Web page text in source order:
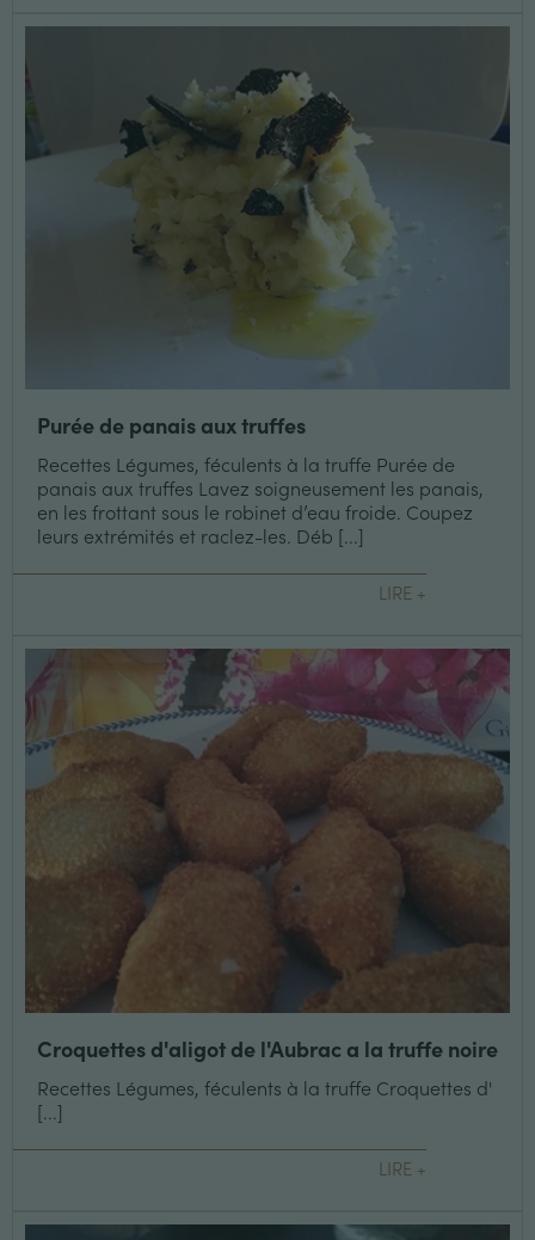
Purée de panais aux truffes
Recettes Légumes, féculents à la truffe Purée de
panais aux truffes Lavez soigneusement les panais,
en les frottant sous le robinet d’eau froide. Coupez
leurs extrémités et raclez-les. Déb [...]
LIRE +
Croquettes d'aligot de l'Aubrac a la truffe noire
Recettes Légumes, féculents à la truffe Croquettes d'
[...]
LIRE +